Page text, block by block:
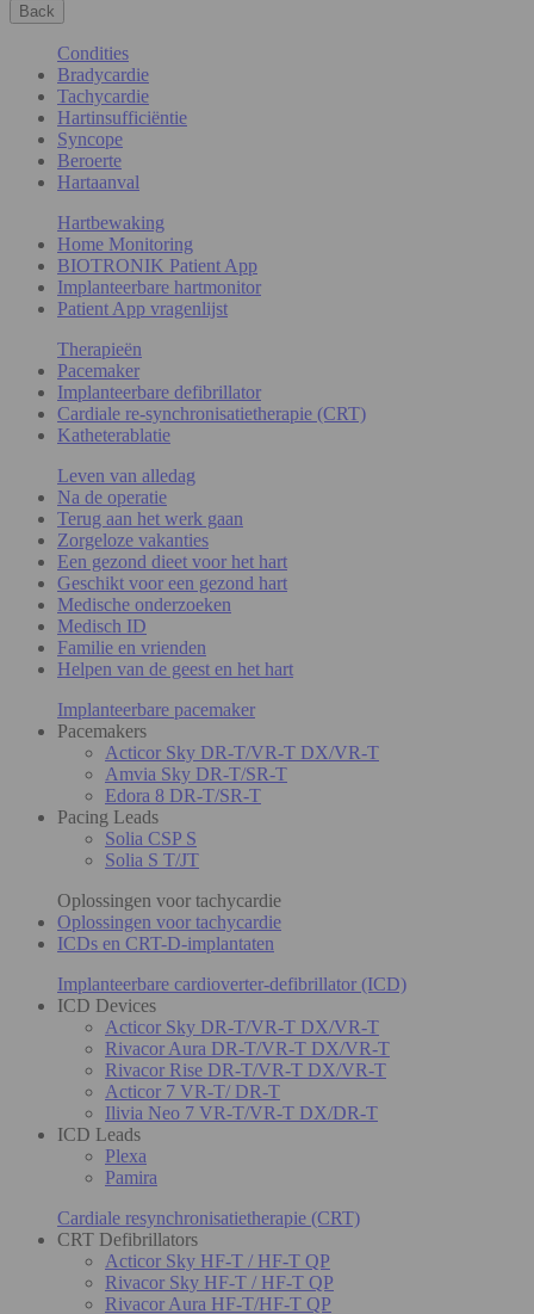
Back
Condities
Bradycardie
Tachycardie
Hartinsufficiëntie
Syncope
Beroerte
Hartaanval
Hartbewaking
Home Monitoring
BIOTRONIK Patient App
Implanteerbare hartmonitor
Patient App vragenlijst
Therapieën
Pacemaker
Implanteerbare defibrillator
Cardiale re-synchronisatietherapie (CRT)
Katheterablatie
Leven van alledag
Na de operatie
Terug aan het werk gaan
Zorgeloze vakanties
Een gezond dieet voor het hart
Geschikt voor een gezond hart
Medische onderzoeken
Medisch ID
Familie en vrienden
Helpen van de geest en het hart
Implanteerbare pacemaker
Pacemakers
Acticor Sky DR-T/VR-T DX/VR-T
Amvia Sky DR-T/SR-T
Edora 8 DR-T/SR-T
Pacing Leads
Solia CSP S
Solia S T/JT
Oplossingen voor tachycardie
Oplossingen voor tachycardie
ICDs en CRT-D-implantaten
Implanteerbare cardioverter-defibrillator (ICD)
ICD Devices
Acticor Sky DR-T/VR-T DX/VR-T
Rivacor Aura DR-T/VR-T DX/VR-T
Rivacor Rise DR-T/VR-T DX/VR-T
Acticor 7 VR-T/ DR-T
Ilivia Neo 7 VR-T/VR-T DX/DR-T
ICD Leads
Plexa
Pamira
Cardiale resynchronisatietherapie (CRT)
CRT Defibrillators
Acticor Sky HF-T / HF-T QP
Rivacor Sky HF-T / HF-T QP
Rivacor Aura HF-T/HF-T QP